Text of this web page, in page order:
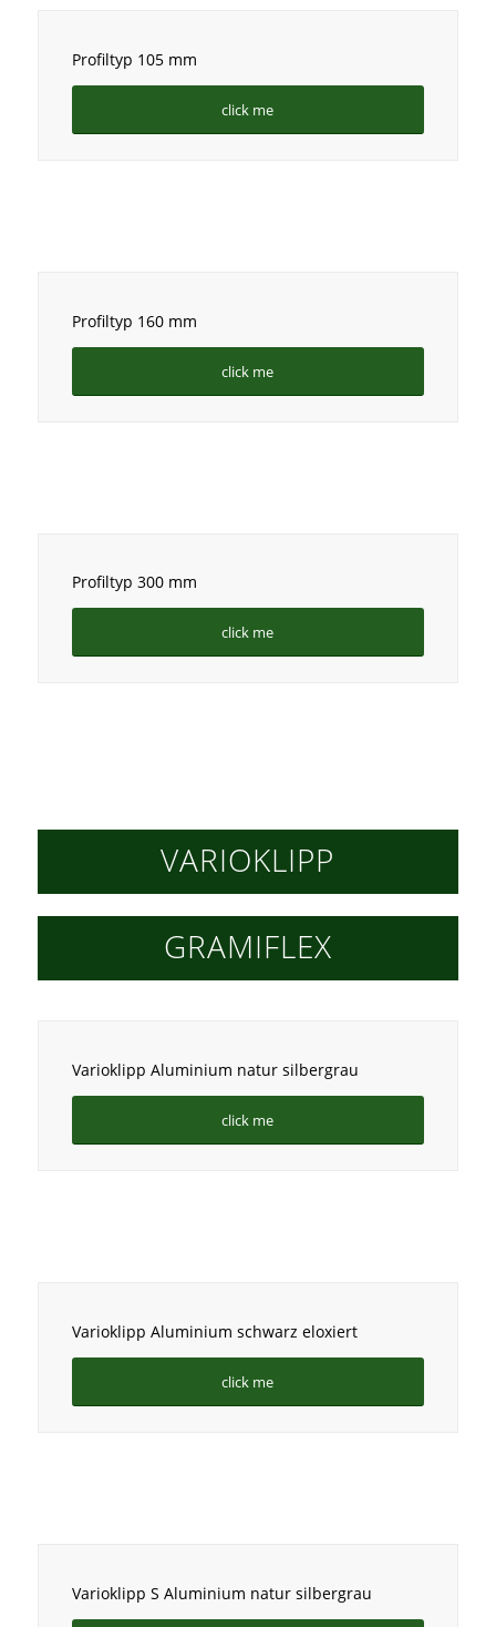
Profiltyp 105 mm
click me
Profiltyp 160 mm
click me
Profiltyp 300 mm
click me
VARIOKLIPP
GRAMIFLEX
Varioklipp Aluminium natur silbergrau
click me
Varioklipp Aluminium schwarz eloxiert
click me
Varioklipp S Aluminium natur silbergrau